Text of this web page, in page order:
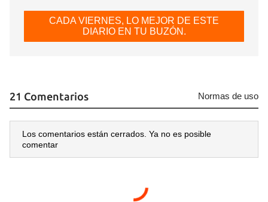
CADA VIERNES, LO MEJOR DE ESTE
DIARIO EN TU BUZÓN.
21 Comentarios Normas de uso
Los comentarios están cerrados. Ya no es posible
comentar